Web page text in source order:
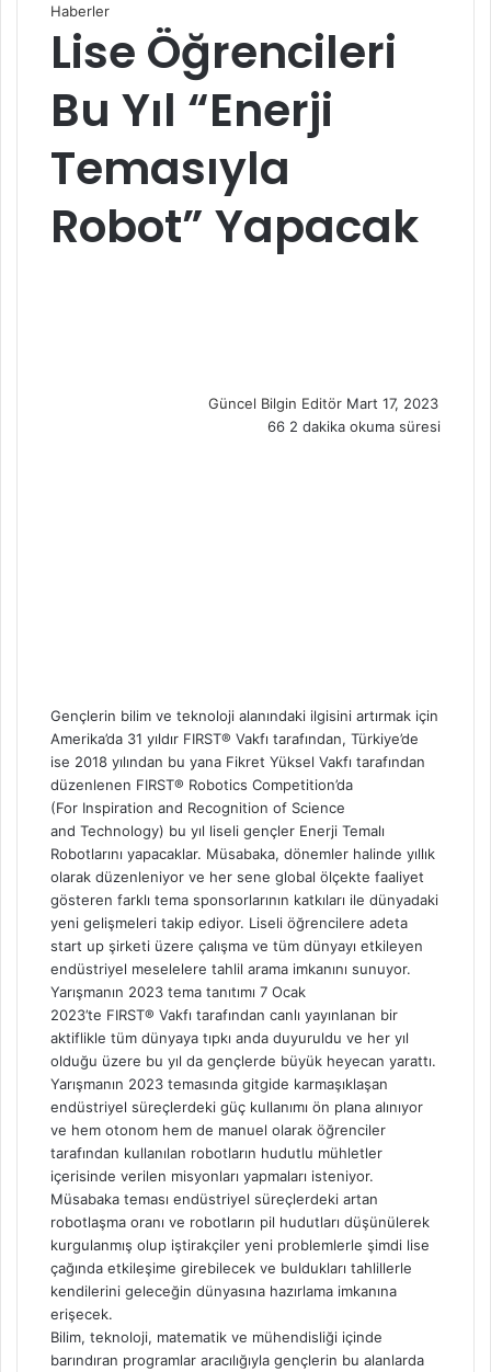
Haberler
Lise Öğrencileri
Bu Yıl “Enerji
Temasıyla
Robot” Yapacak
Güncel Bilgin Editör e
m
Mart 17, 2023
66 2 dakika okuma süresi
Gençlerin bilim ve teknoloji alanındaki ilgisini artırmak için
Amerika’da 31 yıldır FIRST® Vakfı tarafından, Türkiye’de
ise 2018 yılından bu yana Fikret Yüksel Vakfı tarafından
düzenlenen FIRST® Robotics Competition’da
(For Inspiration and Recognition of Science
and Technology) bu yıl liseli gençler Enerji Temalı
Robotlarını yapacaklar. Müsabaka, dönemler halinde yıllık
olarak düzenleniyor ve her sene global ölçekte faaliyet
gösteren farklı tema sponsorlarının katkıları ile dünyadaki
yeni gelişmeleri takip ediyor. Liseli öğrencilere adeta
start up şirketi üzere çalışma ve tüm dünyayı etkileyen
endüstriyel meselelere tahlil arama imkanını sunuyor.
Yarışmanın 2023 tema tanıtımı 7 Ocak
2023’te FIRST® Vakfı tarafından canlı yayınlanan bir
aktiflikle tüm dünyaya tıpkı anda duyuruldu ve her yıl
olduğu üzere bu yıl da gençlerde büyük heyecan yarattı.
Yarışmanın 2023 temasında gitgide karmaşıklaşan
endüstriyel süreçlerdeki güç kullanımı ön plana alınıyor
ve hem otonom hem de manuel olarak öğrenciler
tarafından kullanılan robotların hudutlu mühletler
içerisinde verilen misyonları yapmaları isteniyor.
Müsabaka teması endüstriyel süreçlerdeki artan
robotlaşma oranı ve robotların pil hudutları düşünülerek
kurgulanmış olup iştirakçiler yeni problemlerle şimdi lise
çağında etkileşime girebilecek ve buldukları tahlillerle
kendilerini geleceğin dünyasına hazırlama imkanına
erişecek.
Bilim, teknoloji, matematik ve mühendisliği içinde
barındıran programlar aracılığıyla gençlerin bu alanlarda